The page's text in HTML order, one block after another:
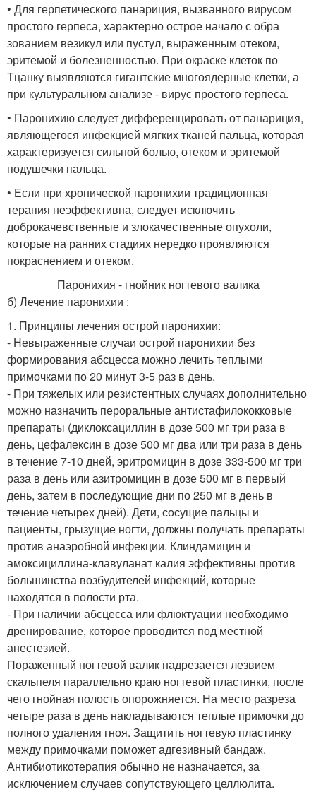
• Для герпетического панариция, вызванного вирусом
простого герпеса, характерно острое начало с обра
зованием везикул или пустул, выраженным отеком,
эритемой и болезненностью. При окраске клеток по
Тцанку выявляются гигантские многоядерные клетки, а
при культуральном анализе - вирус простого герпеса.
• Паронихию следует дифференцировать от панариция,
являющегося инфекцией мягких тканей пальца, которая
характеризуется сильной болью, отеком и эритемой
подушечки пальца.
• Если при хронической паронихии традиционная
терапия неэффективна, следует исключить
доброкачевственные и злокачественные опухоли,
которые на ранних стадиях нередко проявляются
покраснением и отеком.
Паронихия - гнойник ногтевого валика
б) Лечение паронихии :
1. Принципы лечения острой паронихии:
- Невыраженные случаи острой паронихии без
формирования абсцесса можно лечить теплыми
примочками по 20 минут 3-5 раз в день.
- При тяжелых или резистентных случаях дополнительно
можно назначить пероральные антистафилококковые
препараты (диклоксациллин в дозе 500 мг три раза в
день, цефалексин в дозе 500 мг два или три раза в день
в течение 7-10 дней, эритромицин в дозе 333-500 мг три
раза в день или азитромицин в дозе 500 мг в первый
день, затем в последующие дни по 250 мг в день в
течение четырех дней). Дети, сосущие пальцы и
пациенты, грызущие ногти, должны получать препараты
против анаэробной инфекции. Клиндамицин и
амоксициллина-клавуланат калия эффективны против
большинства возбудителей инфекций, которые
находятся в полости рта.
- При наличии абсцесса или флюктуации необходимо
дренирование, которое проводится под местной
анестезией.
Пораженный ногтевой валик надрезается лезвием
скальпеля параллельно краю ногтевой пластинки, после
чего гнойная полость опорожняется. На место разреза
четыре раза в день накладываются теплые примочки до
полного удаления гноя. Защитить ногтевую пластинку
между примочками поможет адгезивный бандаж.
Антибиотикотерапия обычно не назначается, за
исключением случаев сопутствующего целлюлита.